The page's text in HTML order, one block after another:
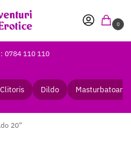
0
0784 110 110
Clitoris Dildo Masturbatoare
20”